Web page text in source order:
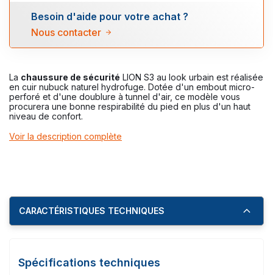
La chaussure de sécurité LION S3 au look urbain est réalisée
en cuir nubuck naturel hydrofuge. Dotée d'un embout micro-
perforé et d'une doublure à tunnel d'air, ce modèle vous
procurera une bonne respirabilité du pied en plus d'un haut
niveau de confort.
Voir la description complète
Besoin d'aide pour votre achat ?
Nous contacter
CARACTÉRISTIQUES TECHNIQUES
Spécifications techniques